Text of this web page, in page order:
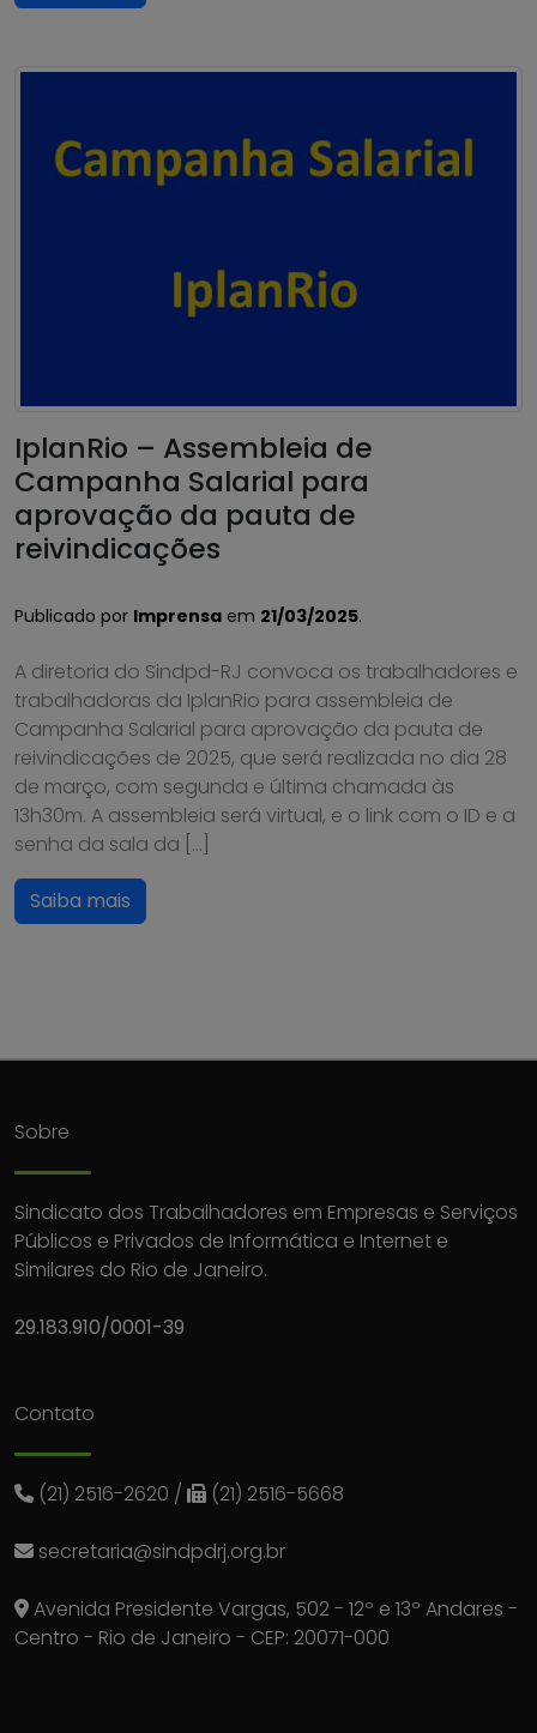
IplanRio – Assembleia de
Campanha Salarial para
aprovação da pauta de
reivindicações
Publicado por Imprensa em 21/03/2025.
A diretoria do Sindpd-RJ convoca os trabalhadores e
trabalhadoras da IplanRio para assembleia de
Campanha Salarial para aprovação da pauta de
reivindicações de 2025, que será realizada no dia 28
de março, com segunda e última chamada às
13h30m. A assembleia será virtual, e o link com o ID e a
senha da sala da […]
Saiba mais
Sobre
Sindicato dos Trabalhadores em Empresas e Serviços
Públicos e Privados de Informática e Internet e
Similares do Rio de Janeiro.
29.183.910/0001-39
Contato
(21) 2516-2620 / (21) 2516-5668
secretaria@sindpdrj.org.br
Avenida Presidente Vargas, 502 - 12º e 13º Andares -
Centro - Rio de Janeiro - CEP: 20071-000